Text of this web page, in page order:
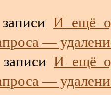
И ещё
—
И ещё
—